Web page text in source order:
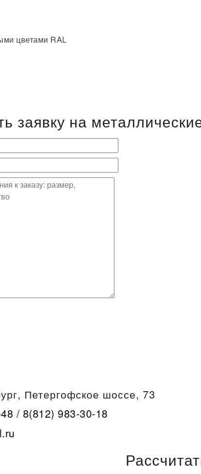
цветами RAL
заявку на
Петергофское шоссе, 73
/ 8(812) 983-30-18